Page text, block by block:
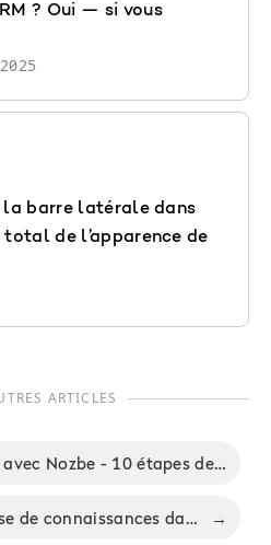
? Oui — si vous
la barre latérale dans
de l’apparence de
ARTICLES
Comment démarrer avec Nozbe - 10 étapes de base
Comment créer une base de connaissances dans Nozbe – Guide pratique étape par étape →